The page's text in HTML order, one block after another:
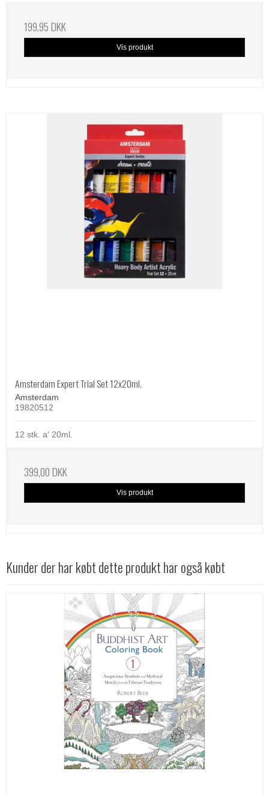
199,95 DKK
Vis produkt
Amsterdam Expert Trial Set 12x20ml.
Amsterdam
19820512
12 stk. a' 20ml.
399,00 DKK
Vis produkt
Kunder der har købt dette produkt har også købt